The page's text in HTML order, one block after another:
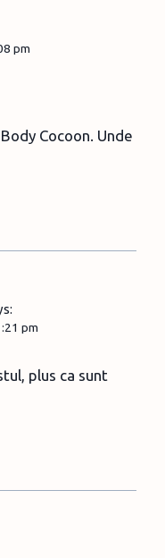
pm
Cocoon. Unde
pm
plus ca sunt